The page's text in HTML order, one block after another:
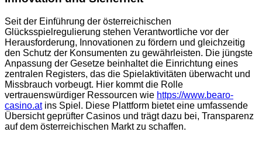
Seit der Einführung der österreichischen
Glücksspielregulierung stehen Verantwortliche vor der
Herausforderung, Innovationen zu fördern und gleichzeitig
den Schutz der Konsumenten zu gewährleisten. Die jüngste
Anpassung der Gesetze beinhaltet die Einrichtung eines
zentralen Registers, das die Spielaktivitäten überwacht und
Missbrauch vorbeugt. Hier kommt die Rolle
vertrauenswürdiger Ressourcen wie https://www.bearo-
casino.atins Spiel. Diese Plattform bietet eine umfassende
Übersicht geprüfter Casinos und trägt dazu bei, Transparenz
auf dem österreichischen Markt zu schaffen.